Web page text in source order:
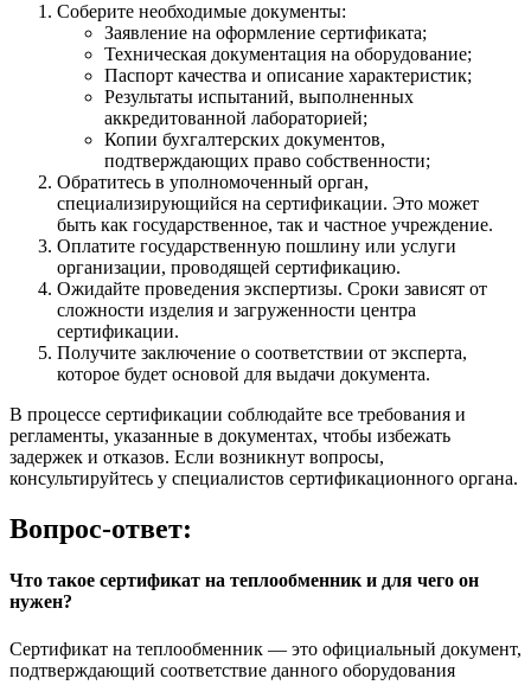
Соберите необходимые документы:
Заявление на оформление сертификата;
Техническая документация на оборудование;
Паспорт качества и описание характеристик;
Результаты испытаний, выполненных
аккредитованной лабораторией;
Копии бухгалтерских документов,
подтверждающих право собственности;
Обратитесь в уполномоченный орган,
специализирующийся на сертификации. Это может
быть как государственное, так и частное учреждение.
Оплатите государственную пошлину или услуги
организации, проводящей сертификацию.
Ожидайте проведения экспертизы. Сроки зависят от
сложности изделия и загруженности центра
сертификации.
Получите заключение о соответствии от эксперта,
которое будет основой для выдачи документа.
В процессе сертификации соблюдайте все требования и
регламенты, указанные в документах, чтобы избежать
задержек и отказов. Если возникнут вопросы,
консультируйтесь у специалистов сертификационного органа.
Вопрос-ответ:
Что такое сертификат на теплообменник и для чего он
нужен?
Сертификат на теплообменник — это официальный документ,
подтверждающий соответствие данного оборудования